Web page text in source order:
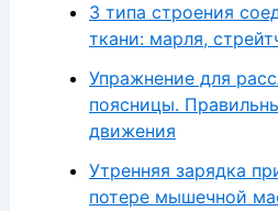
3 типа строения
ткани: марля,
Упражнение для
поясницы.
движения
Утренняя зарядка
потере мышечной